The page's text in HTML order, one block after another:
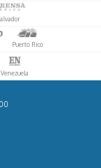
Puerto Rico
Venezuela